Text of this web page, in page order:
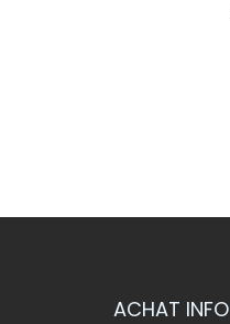
ACHAT INFO